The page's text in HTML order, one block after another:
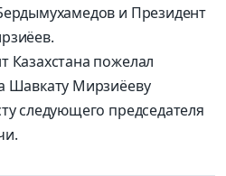
и Президент
Казахстана пожелал
Шавкату Мирзиёеву
следующего председателя